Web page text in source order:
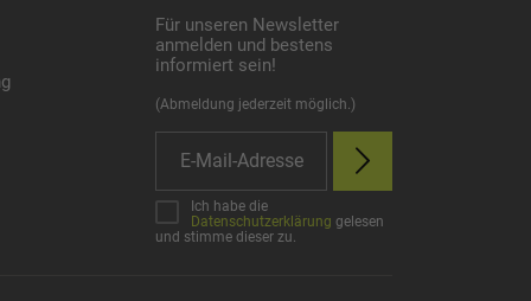
Für unseren Newsletter
anmelden und bestens
informiert sein!
(Abmeldung jederzeit möglich.)
Ich habe die
Datenschutzerklärung gelesen
und stimme dieser zu.